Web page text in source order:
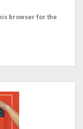
browser for the